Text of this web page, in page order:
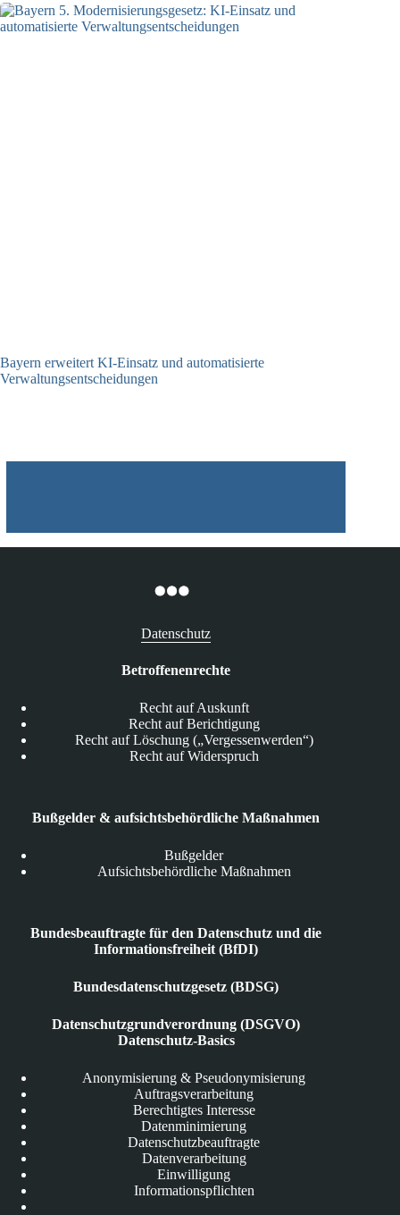
Bayern erweitert KI-Einsatz und automatisierte
Verwaltungsentscheidungen
Datenschutz
Betroffenenrechte
Recht auf Auskunft
Recht auf Berichtigung
Recht auf Löschung („Vergessenwerden“)
Recht auf Widerspruch
Bußgelder & aufsichtsbehördliche Maßnahmen
Bußgelder
Aufsichtsbehördliche Maßnahmen
Bundesbeauftragte für den Datenschutz und die
Informationsfreiheit (BfDI)
Bundesdatenschutzgesetz (BDSG)
Datenschutzgrundverordnung (DSGVO)
Datenschutz-Basics
Anonymisierung & Pseudonymisierung
Auftragsverarbeitung
Berechtigtes Interesse
Datenminimierung
Datenschutzbeauftragte
Datenverarbeitung
Einwilligung
Informationspflichten